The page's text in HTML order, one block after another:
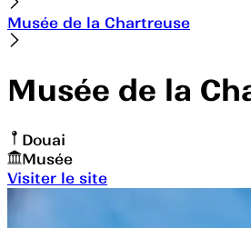
Musée de la Chartreuse
Musée de la
Douai
Musée
Visiter le site